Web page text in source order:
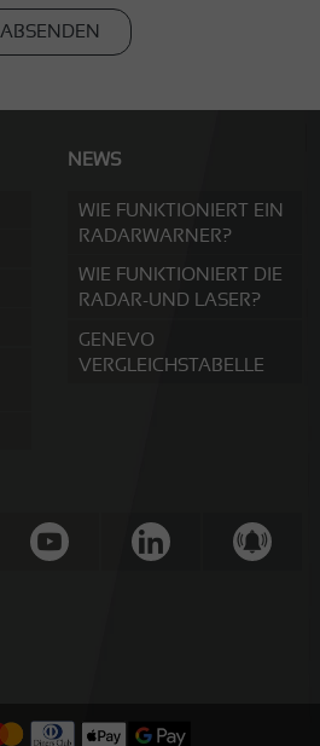
ABSENDEN
NEWS
WIE FUNKTIONIERT EIN
RADARWARNER?
WIE FUNKTIONIERT DIE
RADAR-UND LASER?
GENEVO
VERGLEICHSTABELLE